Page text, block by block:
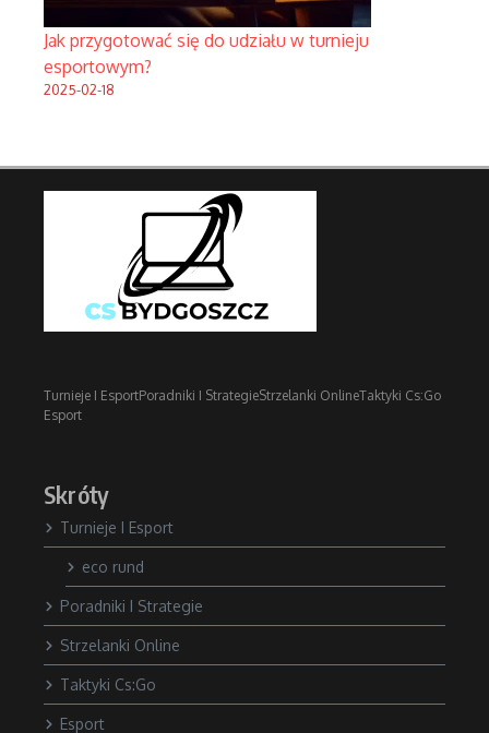
Jak przygotować się do udziału w turnieju
esportowym?
2025-02-18
Turnieje I EsportPoradniki I StrategieStrzelanki OnlineTaktyki Cs:Go
Esport
Skróty
Turnieje I Esport
eco rund
Poradniki I Strategie
Strzelanki Online
Taktyki Cs:Go
Esport